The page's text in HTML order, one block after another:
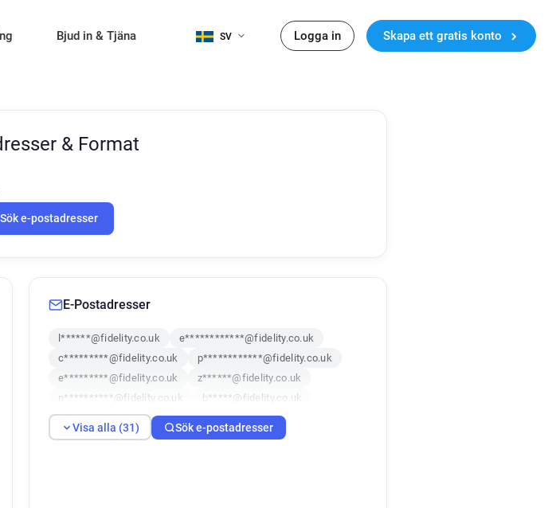
Bjud in & Tjäna SV Logga in Skapa ett gratis konto
& Format
Sök e-postadresser
E-Postadresser
l******@fidelity.co.uk
e************@fidelity.co.uk
c*********@fidelity.co.uk
p************@fidelity.co.uk
e*********@fidelity.co.uk
z******@fidelity.co.uk
n**********@fidelity.co.uk
b*****@fidelity.co.uk
l*****@fidelity.co.uk
o*********@fidelity.co.uk
h************@fidelity.co.uk
i*****@fidelity.co.uk
Visa alla (31) Sök e-postadresser